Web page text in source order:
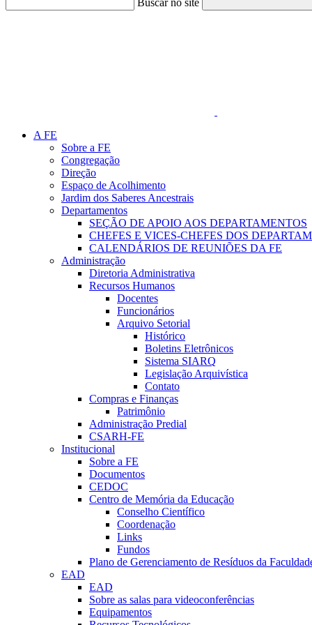
Buscar no site
A FE
Sobre a FE
Congregação
Direção
Espaço de Acolhimento
Jardim dos Saberes Ancestrais
Departamentos
SEÇÃO DE APOIO AOS DEPARTAMENTOS
CHEFES E VICES-CHEFES DOS
CALENDÁRIOS DE REUNIÕES DA FE
Administração
Diretoria Administrativa
Recursos Humanos
Docentes
Funcionários
Arquivo Setorial
Histórico
Boletins Eletrônicos
Sistema SIARQ
Legislação Arquivística
Contato
Compras e Finanças
Patrimônio
Administração Predial
CSARH-FE
Institucional
Sobre a FE
Documentos
CEDOC
Centro de Memória da Educação
Conselho Científico
Coordenação
Links
Fundos
Plano de Gerenciamento de Resíduos da
EAD
EAD
Sobre as salas para videoconferências
Equipamentos